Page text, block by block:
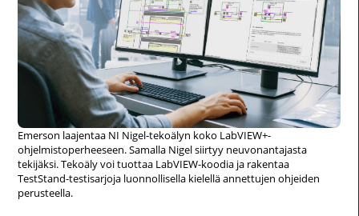
Emerson laajentaa NI Nigel-tekoälyn koko LabVIEW+-
ohjelmistoperheeseen. Samalla Nigel siirtyy neuvonantajasta
tekijäksi. Tekoäly voi tuottaa LabVIEW-koodia ja rakentaa
TestStand-testisarjoja luonnollisella kielellä annettujen ohjeiden
perusteella.